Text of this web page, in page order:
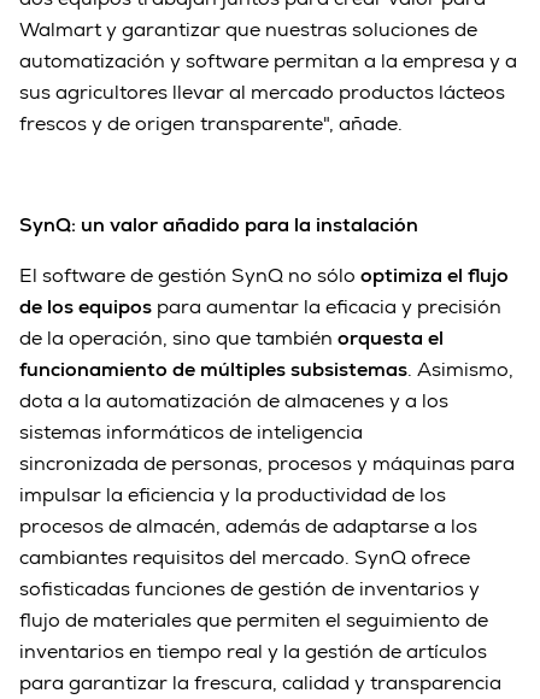
Walmart y garantizar que nuestras soluciones de
automatización y software permitan a la empresa y a
sus agricultores llevar al mercado productos lácteos
frescos y de origen transparente", añade.
SynQ: un valor añadido para la instalación
El software de gestión SynQ no sólo optimiza el flujo
de los equipos para aumentar la eficacia y precisión
de la operación, sino que también orquesta el
funcionamiento de múltiples subsistemas. Asimismo,
dota a la automatización de almacenes y a los
sistemas informáticos de inteligencia
sincronizada de personas, procesos y máquinas para
impulsar la eficiencia y la productividad de los
procesos de almacén, además de adaptarse a los
cambiantes requisitos del mercado. SynQ ofrece
sofisticadas funciones de gestión de inventarios y
flujo de materiales que permiten el seguimiento de
inventarios en tiempo real y la gestión de artículos
para garantizar la frescura, calidad y transparencia